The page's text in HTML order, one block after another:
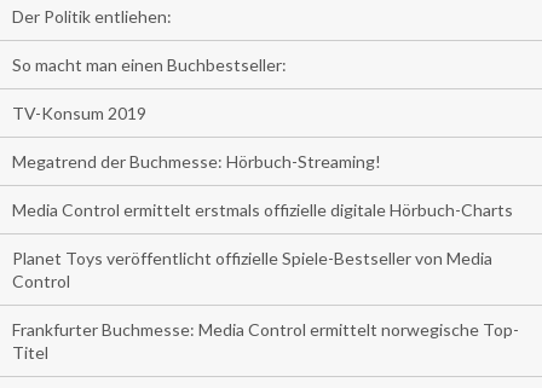
Der Politik entliehen:
So macht man einen Buchbestseller:
TV-Konsum 2019
Megatrend der Buchmesse: Hörbuch-Streaming!
Media Control ermittelt erstmals offizielle digitale Hörbuch-Charts
Planet Toys veröffentlicht offizielle Spiele-Bestseller von Media
Control
Frankfurter Buchmesse: Media Control ermittelt norwegische Top-
Titel